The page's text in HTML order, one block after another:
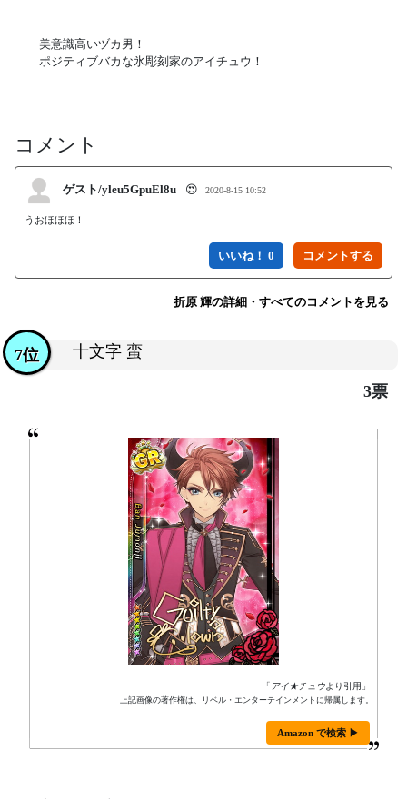
美意識高いヅカ男！
ポジティブバカな氷彫刻家のアイチュウ！
コメント
ゲスト/yleu5GpuEl8u 😍 2020-8-15 10:52
うおほほほ！
いいね！ 0
折原 輝の詳細・すべてのコメントを見る
十文字 蛮
7位
3票
「 アイ★チュウより引用」
上記画像の著作権は、リベル・エンターテインメントに帰属します。
Amazon で検索 ▶